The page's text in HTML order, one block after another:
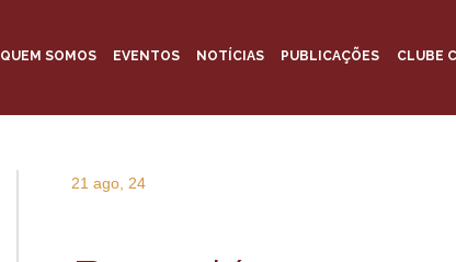
QUEM SOMOS EVENTOS NOTÍCIAS PUBLICAÇÕES CLUBE
21 ago, 24